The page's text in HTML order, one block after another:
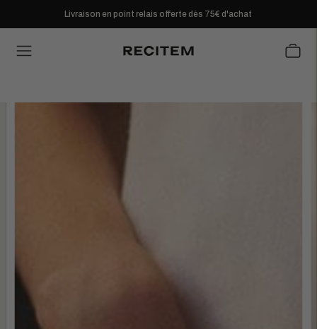
Livraison en point relais offerte dès 75€ d'achat